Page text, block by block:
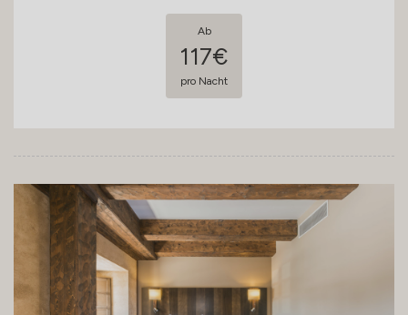
Ab
117€
pro Nacht